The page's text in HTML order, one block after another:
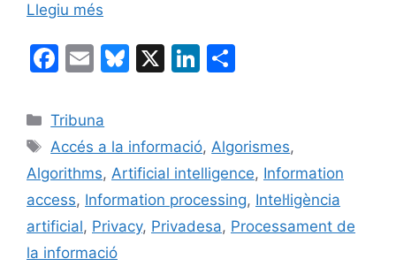
Llegiu més
F
c
e
b
o
o
k
E
ai
l
Bl
s
k
y
X
Li
e
dI
n
p
ar
te
ix
Categories
Tribuna
Etiquetes
Accés a la informació, Algorismes,
Algorithms, Artificial intelligence, Information
access, Information processing, Intel·ligència
artificial, Privacy, Privadesa, Processament de
la informació